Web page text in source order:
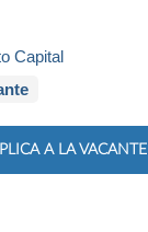
Capital
A LA VACANTE